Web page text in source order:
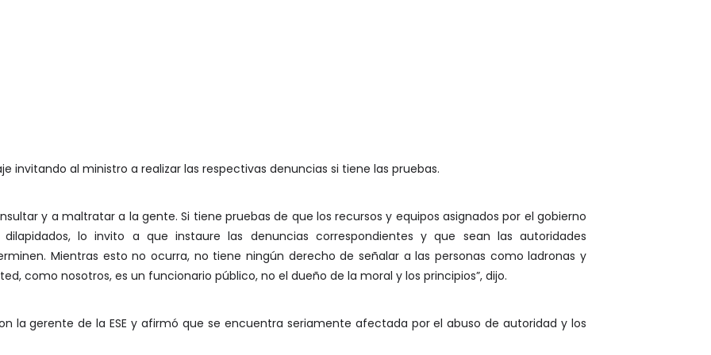
invitando al ministro a realizar las respectivas denuncias si tiene las pruebas.
y a maltratar a la gente. Si tiene pruebas de que los recursos y equipos asignados por el gobierno
lo invito a que instaure las denuncias correspondientes y que sean las autoridades
Mientras esto no ocurra, no tiene ningún derecho de señalar a las personas como ladronas y
como nosotros, es un funcionario público, no el dueño de la moral y los principios”, dijo.
la gerente de la ESE y afirmó que se encuentra seriamente afectada por el abuso de autoridad y los